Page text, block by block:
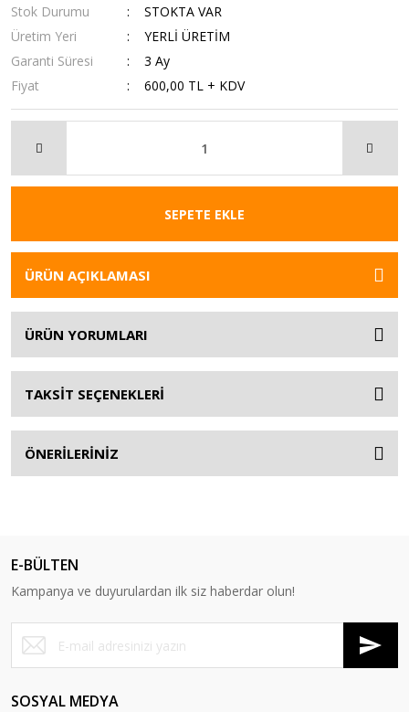
Stok Durumu
STOKTA VAR
Üretim Yeri
YERLİ ÜRETİM
Garanti Süresi
3 Ay
Fiyat
600,00 TL + KDV
SEPETE EKLE
ÜRÜN AÇIKLAMASI
ÜRÜN YORUMLARI
TAKSİT SEÇENEKLERİ
ÖNERİLERİNİZ
E-BÜLTEN
Kampanya ve duyurulardan ilk siz haberdar olun!
SOSYAL MEDYA